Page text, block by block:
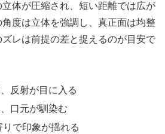
体が圧縮され、短い距離では広が
度は立体を強調し、真正面は均整
レは前提の差と捉えるのが目安で
反射が目に入る
口元が馴染む
で印象が揺れる